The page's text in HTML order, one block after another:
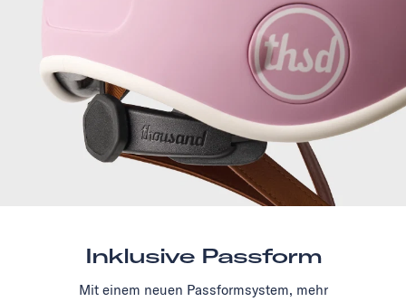
Inklusive Passform
Mit einem neuen Passformsystem, mehr